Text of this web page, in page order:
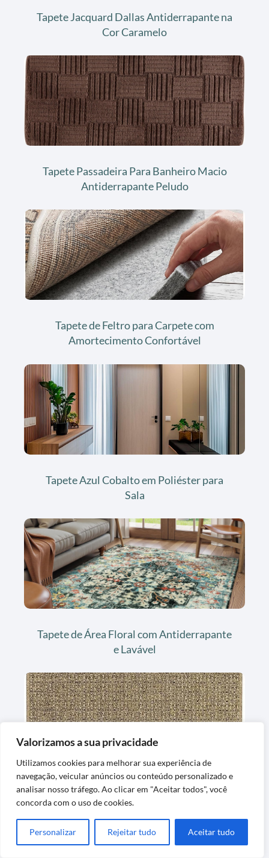
Valorizamos a sua privacidade
Utilizamos cookies para melhorar sua experiência de
navegação, veicular anúncios ou conteúdo personalizado e
analisar nosso tráfego. Ao clicar em "Aceitar todos", você
concorda com o uso de cookies.
Personalizar Rejeitar tudo Aceitar tudo
Tapete Jacquard Dallas Antiderrapante na
Cor Caramelo
Tapete Passadeira Para Banheiro Macio
Antiderrapante Peludo
Tapete de Feltro para Carpete com
Amortecimento Confortável
Tapete Azul Cobalto em Poliéster para
Sala
Tapete de Área Floral com Antiderrapante
e Lavável
Tapete de Bouclê Sergipe Macio e
Confortável